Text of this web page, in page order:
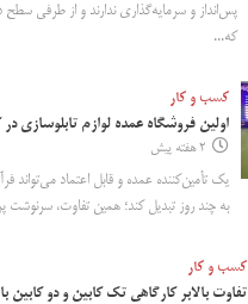
پس‌انداز و سرمایه‌گذاری ندارند و از طرفی
که...
کسب و کار
اولین فروشگاه عمده لوازم تابلوسازی در
2 هفته پیش
یک تأمین‌کننده عمده و قابل اعتماد می‌تواند
به چند روز تبدیل کند؛ همین تفاوت، سرنوشت
کسب و کار
تفاوت بالابر کارگاهی تک کابین و دو کابین